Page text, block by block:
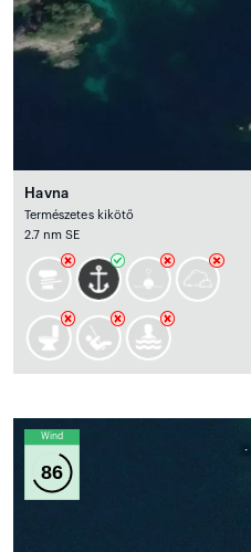
Havna
Természetes kikötő
2.7 nm SE
Wind
86